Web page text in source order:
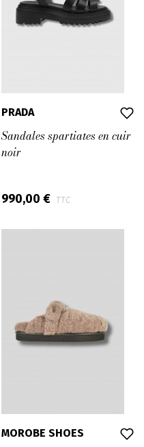
PRADA
Sandales spartiates en cuir
noir
990,00 € TTC
MOROBE SHOES